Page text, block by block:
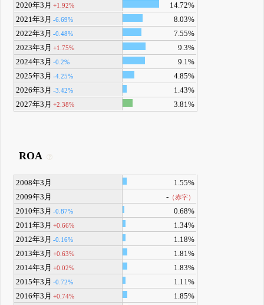
2020年3月 +1.92%
14.72%
2021年3月 -6.69%
8.03%
2022年3月 -0.48%
7.55%
2023年3月 +1.75%
9.3%
2024年3月 -0.2%
9.1%
2025年3月 -4.25%
4.85%
2026年3月 -3.42%
1.43%
2027年3月 +2.38% 3.81%
ROA
2008年3月
1.55%
2009年3月
- （赤字）
2010年3月 -0.87%
0.68%
2011年3月 +0.66%
1.34%
2012年3月 -0.16%
1.18%
2013年3月 +0.63%
1.81%
2014年3月 +0.02%
1.83%
2015年3月 -0.72%
1.11%
2016年3月 +0.74%
1.85%